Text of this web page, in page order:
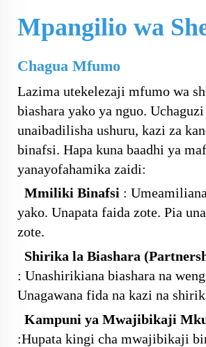
Mpangilio wa
Chagua Mfumo
Lazima utekelezaji mfumo wa
biashara yako ya nguo.
unaibadilisha ushuru, kazi za
binafsi. Hapa kuna baadhi ya
yanayofahamika zaidi:
Mmiliki Binafsi :
yako. Unapata faida zote. Pia
zote.
Shirika la Biashara
: Unashirikiana biashara na
Unagawana fida na kazi na
Kampuni ya Mwajibikaji
:Hupata kingi cha mwajibikaji